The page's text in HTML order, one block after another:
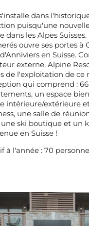
dans
puisqu'une
dans les Alpes
ouvre ses portes à
en Suisse.
externe, Alpine
de l'exploitation de ce
qui comprend :
un espace
intérieure/extérieure
une salle de
une ski boutique et un
en Suisse !
à l'année : 70